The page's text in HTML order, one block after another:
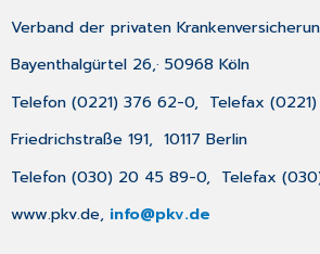
Aufnahme
von
Nichtversicherten
in
Standardtarif
Kontrahierungszwang,
Risikozuschläge
und
Verband der privaten
Bayenthalgürtel 26,· 50968 Köln
Telefon (0221) 376 62-0, Telefax
Friedrichstraße 191, 10117 Berlin
Telefon (030) 20 45 89-0, Telefax
www.pkv.de, info@pkv.de